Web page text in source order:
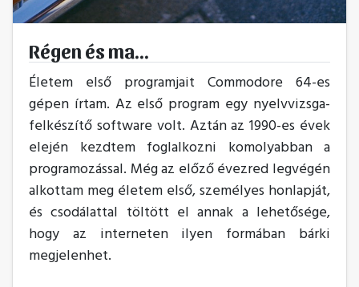
Régen és ma...
Életem első programjait Commodore 64-es
gépen írtam. Az első program egy nyelvvizsga-
felkészítő software volt. Aztán az 1990-es évek
elején kezdtem foglalkozni komolyabban a
programozással. Még az előző évezred legvégén
alkottam meg életem első, személyes honlapját,
és csodálattal töltött el annak a lehetősége,
hogy az interneten ilyen formában bárki
megjelenhet.